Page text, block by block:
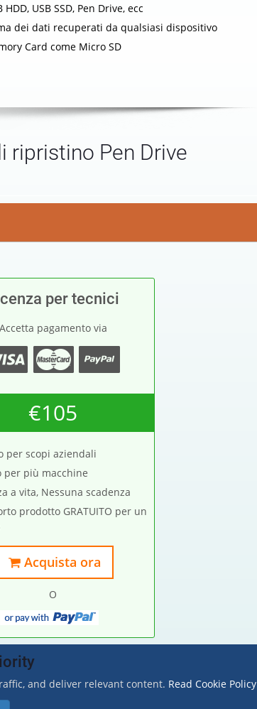
USB SSD, Pen Drive, ecc
dei dati recuperati da qualsiasi dispositivo
Card come Micro SD
ripristino Pen Drive
per tecnici
Accetta pagamento via
€105
per scopi aziendali
per più macchine
a vita, Nessuna scadenza
prodotto GRATUITO per un
Acquista ora
O
and deliver relevant content. Read Cookie Policy